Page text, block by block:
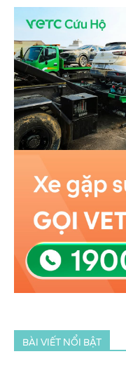
BÀI VIẾT NỔI BẬT